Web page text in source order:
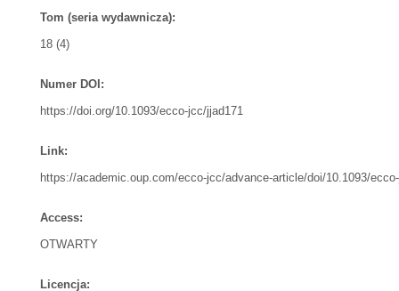
Tom (seria wydawnicza):
18 (4)
Numer DOI:
https://doi.org/10.1093/ecco-jcc/jjad171
Link:
https://academic.oup.com/ecco-jcc/advance-article/doi/10.1093/
Access:
OTWARTY
Licencja: